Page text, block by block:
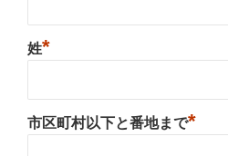
姓*
市区町村以下と番地まで*